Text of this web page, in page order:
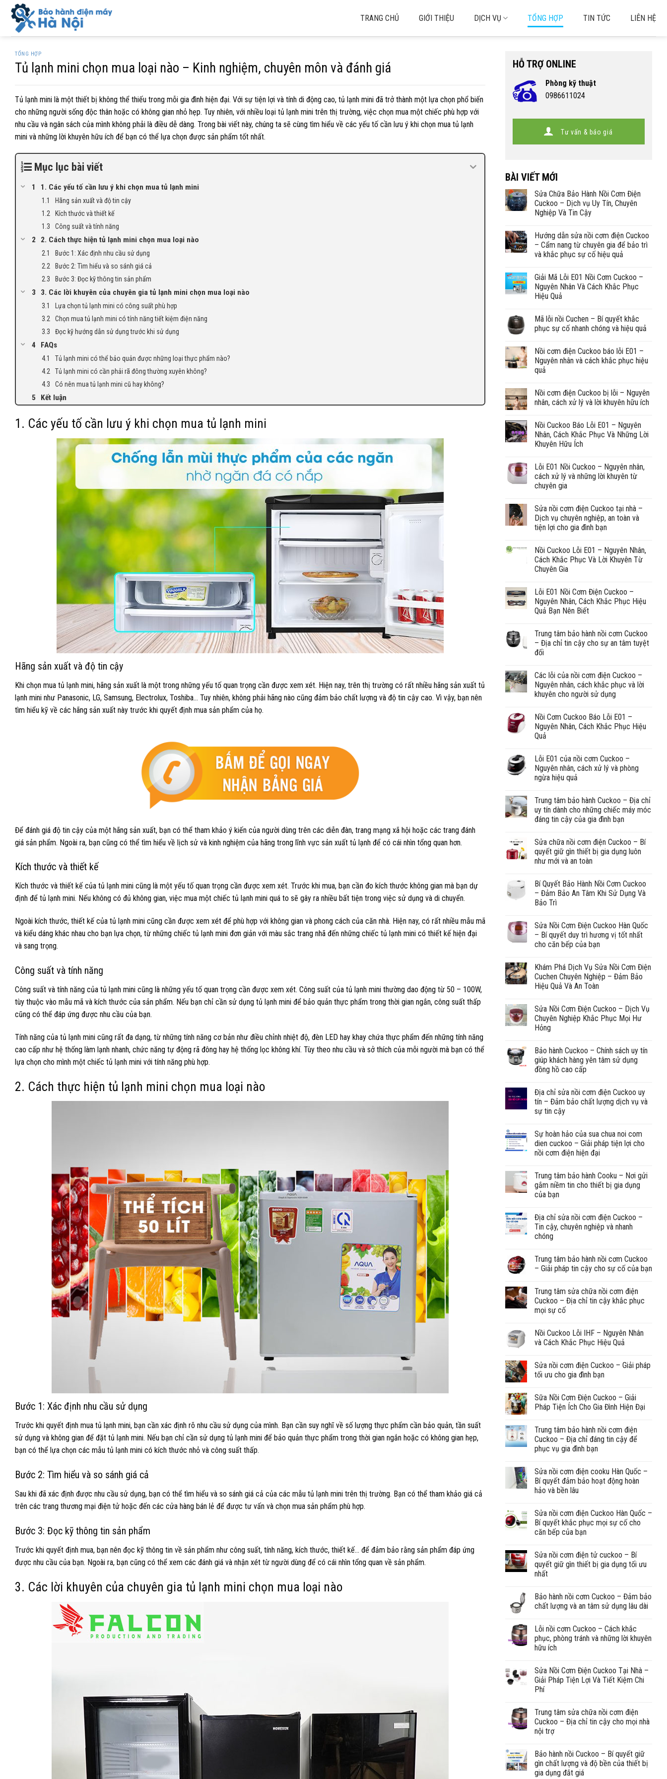
Skip
content
TRANG CHỦ GIỚI THIỆU DỊCH VỤ TỔNG HỢP TIN TỨC LIÊN HỆ
TỔNG HỢP
Tủ lạnh mini chọn mua loại nào – Kinh nghiệm, chuyên môn và đánh giá
Tủ lạnh mini là một thiết bị không thể thiếu trong mỗi gia đình hiện đại. Với sự tiện lợi và tính di động cao, tủ lạnh mini đã trở thành một lựa chọn phổ biến
cho những người sống độc thân hoặc có không gian nhỏ hẹp. Tuy nhiên, với nhiều loại tủ lạnh mini trên thị trường, việc chọn mua một chiếc phù hợp với
nhu cầu và ngân sách của mình không phải là điều dễ dàng. Trong bài viết này, chúng ta sẽ cùng tìm hiểu về các yếu tố cần lưu ý khi chọn mua tủ lạnh
mini và những lời khuyên hữu ích để bạn có thể lựa chọn được sản phẩm tốt nhất.
Mục lục bài viết
1. Các yếu tố cần lưu ý khi chọn mua tủ lạnh mini
Hãng sản xuất và độ tin cậy
Kích thước và thiết kế
Công suất và tính năng
2. Cách thực hiện tủ lạnh mini chọn mua loại nào
Bước 1: Xác định nhu cầu sử dụng
Bước 2: Tìm hiểu và so sánh giá cả
Bước 3: Đọc kỹ thông tin sản phẩm
3. Các lời khuyên của chuyên gia tủ lạnh mini chọn mua loại nào
Lựa chọn tủ lạnh mini có công suất phù hợp
Chọn mua tủ lạnh mini có tính năng tiết kiệm điện năng
Đọc kỹ hướng dẫn sử dụng trước khi sử dụng
FAQs
Tủ lạnh mini có thể bảo quản được những loại thực phẩm nào?
Tủ lạnh mini có cần phải rã đông thường xuyên không?
Có nên mua tủ lạnh mini cũ hay không?
Kết luận
1. Các yếu tố cần lưu ý khi chọn mua tủ lạnh mini
Hãng sản xuất và độ tin cậy
Khi chọn mua tủ lạnh mini, hãng sản xuất là một trong những yếu tố quan trọng cần được xem xét. Hiện nay, trên thị trường có rất nhiều hãng sản xuất tủ
lạnh mini như Panasonic, LG, Samsung, Electrolux, Toshiba… Tuy nhiên, không phải hãng nào cũng đảm bảo chất lượng và độ tin cậy cao. Vì vậy, bạn nên
tìm hiểu kỹ về các hãng sản xuất này trước khi quyết định mua sản phẩm của họ.
Để đánh giá độ tin cậy của một hãng sản xuất, bạn có thể tham khảo ý kiến của người dùng trên các diễn đàn, trang mạng xã hội hoặc các trang đánh
giá sản phẩm. Ngoài ra, bạn cũng có thể tìm hiểu về lịch sử và kinh nghiệm của hãng trong lĩnh vực sản xuất tủ lạnh để có cái nhìn tổng quan hơn.
Kích thước và thiết kế
Kích thước và thiết kế của tủ lạnh mini cũng là một yếu tố quan trọng cần được xem xét. Trước khi mua, bạn cần đo kích thước không gian mà bạn dự
định để tủ lạnh mini. Nếu không có đủ không gian, việc mua một chiếc tủ lạnh mini quá to sẽ gây ra nhiều bất tiện trong việc sử dụng và di chuyển.
Ngoài kích thước, thiết kế của tủ lạnh mini cũng cần được xem xét để phù hợp với không gian và phong cách của căn nhà. Hiện nay, có rất nhiều mẫu mã
và kiểu dáng khác nhau cho bạn lựa chọn, từ những chiếc tủ lạnh mini đơn giản với màu sắc trang nhã đến những chiếc tủ lạnh mini có thiết kế hiện đại
và sang trọng.
Công suất và tính năng
Công suất và tính năng của tủ lạnh mini cũng là những yếu tố quan trọng cần được xem xét. Công suất của tủ lạnh mini thường dao động từ 50 – 100W,
tùy thuộc vào mẫu mã và kích thước của sản phẩm. Nếu bạn chỉ cần sử dụng tủ lạnh mini để bảo quản thực phẩm trong thời gian ngắn, công suất thấp
cũng có thể đáp ứng được nhu cầu của bạn.
Tính năng của tủ lạnh mini cũng rất đa dạng, từ những tính năng cơ bản như điều chỉnh nhiệt độ, đèn LED hay khay chứa thực phẩm đến những tính năng
cao cấp như hệ thống làm lạnh nhanh, chức năng tự động rã đông hay hệ thống lọc không khí. Tùy theo nhu cầu và sở thích của mỗi người mà bạn có thể
lựa chọn cho mình một chiếc tủ lạnh mini với tính năng phù hợp.
2. Cách thực hiện tủ lạnh mini chọn mua loại nào
Bước 1: Xác định nhu cầu sử dụng
Trước khi quyết định mua tủ lạnh mini, bạn cần xác định rõ nhu cầu sử dụng của mình. Bạn cần suy nghĩ về số lượng thực phẩm cần bảo quản, tần suất
sử dụng và không gian để đặt tủ lạnh mini. Nếu bạn chỉ cần sử dụng tủ lạnh mini để bảo quản thực phẩm trong thời gian ngắn hoặc có không gian hẹp,
bạn có thể lựa chọn các mẫu tủ lạnh mini có kích thước nhỏ và công suất thấp.
Bước 2: Tìm hiểu và so sánh giá cả
Sau khi đã xác định được nhu cầu sử dụng, bạn có thể tìm hiểu và so sánh giá cả của các mẫu tủ lạnh mini trên thị trường. Bạn có thể tham khảo giá cả
trên các trang thương mại điện tử hoặc đến các cửa hàng bán lẻ để được tư vấn và chọn mua sản phẩm phù hợp.
Bước 3: Đọc kỹ thông tin sản phẩm
Trước khi quyết định mua, bạn nên đọc kỹ thông tin về sản phẩm như công suất, tính năng, kích thước, thiết kế… để đảm bảo rằng sản phẩm đáp ứng
được nhu cầu của bạn. Ngoài ra, bạn cũng có thể xem các đánh giá và nhận xét từ người dùng để có cái nhìn tổng quan về sản phẩm.
3. Các lời khuyên của chuyên gia tủ lạnh mini chọn mua loại nào
HỖ TRỢ ONLINE
Phòng kỹ thuật
0986611024
Tư vấn & báo giá
BÀI VIẾT MỚI
Sửa Chữa Bảo Hành Nồi Cơm Điện
Cuckoo – Dịch vụ Uy Tín, Chuyên
Nghiệp Và Tin Cậy
Hướng dẫn sửa nồi cơm điện Cuckoo
– Cẩm nang từ chuyên gia để bảo trì
và khắc phục sự cố hiệu quả
Giải Mã Lỗi E01 Nồi Cơm Cuckoo –
Nguyên Nhân Và Cách Khắc Phục
Hiệu Quả
Mã lỗi nồi Cuchen – Bí quyết khắc
phục sự cố nhanh chóng và hiệu quả
Nồi cơm điện Cuckoo báo lỗi E01 –
Nguyên nhân và cách khắc phục hiệu
quả
Nồi cơm điện Cuckoo bị lỗi – Nguyên
nhân, cách xử lý và lời khuyên hữu ích
Nồi Cuckoo Báo Lỗi E01 – Nguyên
Nhân, Cách Khắc Phục Và Những Lời
Khuyên Hữu Ích
Lỗi E01 Nồi Cuckoo – Nguyên nhân,
cách xử lý và những lời khuyên từ
chuyên gia
Sửa nồi cơm điện Cuckoo tại nhà –
Dịch vụ chuyên nghiệp, an toàn và
tiện lợi cho gia đình bạn
Nồi Cuckoo Lỗi E01 – Nguyên Nhân,
Cách Khắc Phục Và Lời Khuyên Từ
Chuyên Gia
Lỗi E01 Nồi Cơm Điện Cuckoo –
Nguyên Nhân, Cách Khắc Phục Hiệu
Quả Bạn Nên Biết
Trung tâm bảo hành nồi cơm Cuckoo
– Địa chỉ tin cậy cho sự an tâm tuyệt
đối
Các lỗi của nồi cơm điện Cuckoo –
Nguyên nhân, cách khắc phục và lời
khuyên cho người sử dụng
Nồi Cơm Cuckoo Báo Lỗi E01 –
Nguyên Nhân, Cách Khắc Phục Hiệu
Quả
Lỗi E01 của nồi cơm Cuckoo –
Nguyên nhân, cách xử lý và phòng
ngừa hiệu quả
Trung tâm bảo hành Cuckoo – Địa chỉ
uy tín dành cho những chiếc máy móc
đáng tin cậy của gia đình bạn
Sửa chữa nồi cơm điện Cuckoo – Bí
quyết giữ gìn thiết bị gia dụng luôn
như mới và an toàn
Bí Quyết Bảo Hành Nồi Cơm Cuckoo
– Đảm Bảo An Tâm Khi Sử Dụng Và
Bảo Trì
Sửa Nồi Cơm Điện Cuckoo Hàn Quốc
– Bí quyết duy trì hương vị tốt nhất
cho căn bếp của bạn
Khám Phá Dịch Vụ Sửa Nồi Cơm Điện
Cuchen Chuyên Nghiệp – Đảm Bảo
Hiệu Quả Và An Toàn
Sửa Nồi Cơm Điện Cuckoo – Dịch Vụ
Chuyên Nghiệp Khắc Phục Mọi Hư
Hỏng
Bảo hành Cuckoo – Chính sách uy tín
giúp khách hàng yên tâm sử dụng
đồng hồ cao cấp
Địa chỉ sửa nồi cơm điện Cuckoo uy
tín – Đảm bảo chất lượng dịch vụ và
sự tin cậy
Sự hoàn hảo của sua chua noi com
dien cuckoo – Giải pháp tiện lợi cho
nồi cơm điện hiện đại
Trung tâm bảo hành Cooku – Nơi gửi
gắm niềm tin cho thiết bị gia dụng
của bạn
Địa chỉ sửa nồi cơm điện Cuckoo –
Tin cậy, chuyên nghiệp và nhanh
chóng
Trung tâm bảo hành nồi cơm Cuckoo
– Giải pháp tin cậy cho sự cố của bạn
Trung tâm sửa chữa nồi cơm điện
Cuckoo – Địa chỉ tin cậy khắc phục
mọi sự cố
Nồi Cuckoo Lỗi IHF – Nguyên Nhân
và Cách Khắc Phục Hiệu Quả
Sửa nồi cơm điện Cuckoo – Giải pháp
tối ưu cho gia đình bạn
Sữa Nồi Cơm Điện Cuckoo – Giải
Pháp Tiện Ích Cho Gia Đình Hiện Đại
Trung tâm bảo hành nồi cơm điện
Cuckoo – Địa chỉ đáng tin cậy để
phục vụ gia đình bạn
Sửa nồi cơm điện cooku Hàn Quốc –
Bí quyết đảm bảo hoạt động hoàn
hảo và bền lâu
Sửa nồi cơm điện Cuckoo Hàn Quốc –
Bí quyết khắc phục mọi sự cố cho
căn bếp của bạn
Sửa nồi cơm điện tử cuckoo – Bí
quyết giữ gìn thiết bị gia dụng tối ưu
nhất
Bảo hành nồi cơm Cuckoo – Đảm bảo
chất lượng và an tâm sử dụng lâu dài
Lỗi nồi cơm Cuckoo – Cách khắc
phục, phòng tránh và những lời khuyên
hữu ích
Sửa Nồi Cơm Điện Cuckoo Tại Nhà –
Giải Pháp Tiện Lợi Và Tiết Kiệm Chi
Phí
Trung tâm sửa chữa nồi cơm điện
Cuckoo – Địa chỉ tin cậy cho mọi nhà
nội trợ
Bảo hành nồi Cuckoo – Bí quyết giữ
gìn chất lượng và độ bền của thiết bị
gia dụng đắt giá